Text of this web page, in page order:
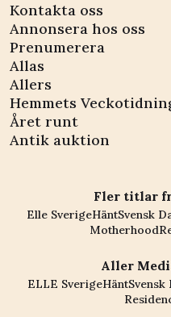
Kontakta oss
Annonsera hos oss
Prenumerera
Allas
Allers
Hemmets
Året runt
Antik auktion
Fler titlar
Elle SverigeHäntSvensk
Motherhood
Aller
ELLE SverigeHäntSvensk